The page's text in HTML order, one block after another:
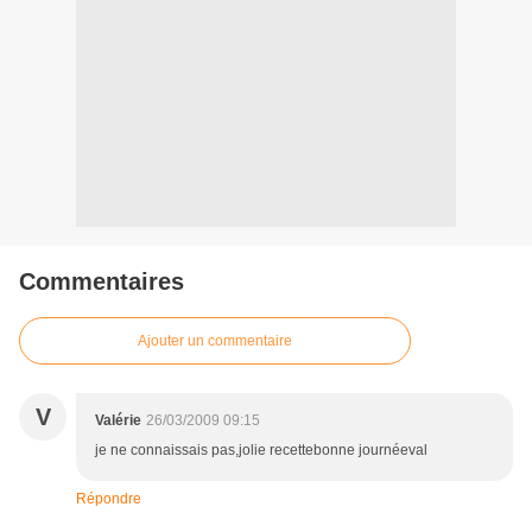
Commentaires
Ajouter un commentaire
V Valérie 26/03/2009 09:15
je ne connaissais pas,jolie recettebonne journéeval
Répondre